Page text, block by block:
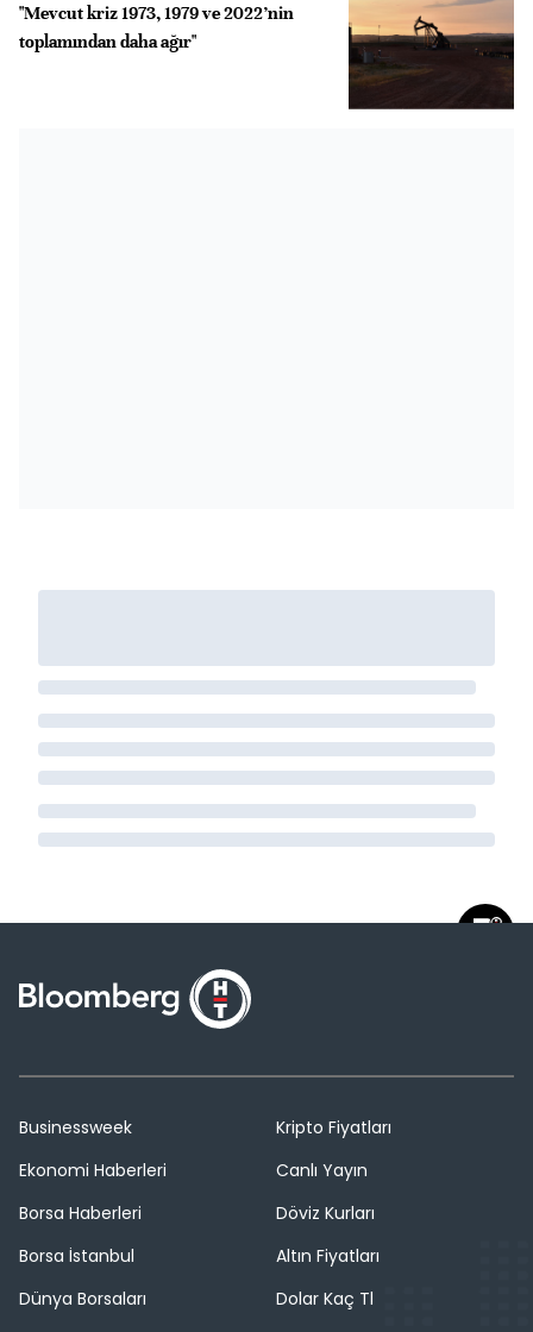
"Mevcut kriz 1973, 1979 ve 2022’nin
toplamından daha ağır"
Businessweek
Ekonomi Haberleri
Borsa Haberleri
Borsa İstanbul
Dünya Borsaları
Kripto Fiyatları
Canlı Yayın
Döviz Kurları
Altın Fiyatları
Dolar Kaç Tl